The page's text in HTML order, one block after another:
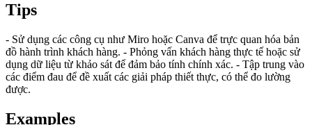
Tips
- Sử dụng các công cụ như Miro hoặc Canva để trực quan hóa bản
đồ hành trình khách hàng. - Phỏng vấn khách hàng thực tế hoặc sử
dụng dữ liệu từ khảo sát để đảm bảo tính chính xác. - Tập trung vào
các điểm đau để đề xuất các giải pháp thiết thực, có thể đo lường
được.
Examples